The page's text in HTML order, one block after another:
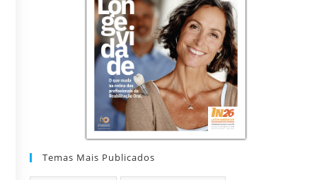
Temas Mais Publicados